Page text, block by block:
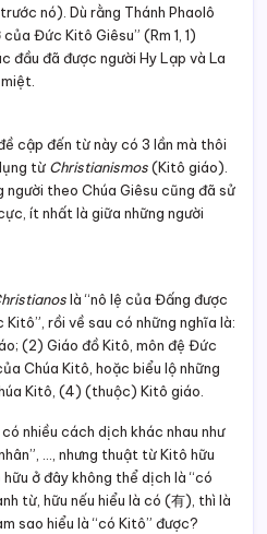
nó). Dù rằng Thánh Phaolô
Đức Kitô Giêsu” (Rm 1, 1)
đầu đã được người Hy Lạp và La
cập đến từ này có 3 lần mà thôi
từ Christianismos(Kitô giáo).
người theo Chúa Giêsu cũng đã sử
ít nhất là giữa những người
là “nô lệ của Đấng được
rồi về sau có những nghĩa là:
(2) Giáo đồ Kitô, môn đệ Đức
Chúa Kitô, hoặc biểu lộ những
Kitô, (4) (thuộc) Kitô giáo.
nhiều cách dịch khác nhau như
…, nhưng thuật từ Kitô hữu
ở đây không thể dịch là “có
từ, hữu nếu hiểu là có (有), thì là
sao hiểu là “có Kitô” được?